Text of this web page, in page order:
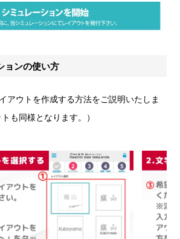
ョンの使い方
アウトを作成する方法をご説明いたしま
も同様となります。）